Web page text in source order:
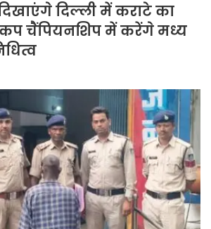
दिल्ली में कराटे का
कप चैंपियनशिप में करेंगे मध्य